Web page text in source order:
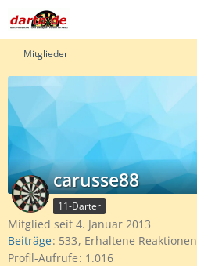
Mitglieder
carusse88
11-Darter
Mitglied seit 4. Januar 2013
Beiträge 533 Erhaltene Reaktionen
Profil-Aufrufe 1.016